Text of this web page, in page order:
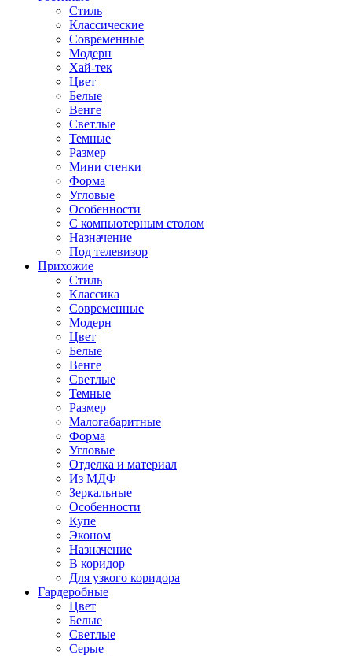
Стиль
Классические
Современные
Модерн
Хай-тек
Цвет
Белые
Венге
Светлые
Темные
Размер
Мини стенки
Форма
Угловые
Особенности
С компьютерным столом
Назначение
Под телевизор
Прихожие
Стиль
Классика
Современные
Модерн
Цвет
Белые
Венге
Светлые
Темные
Размер
Малогабаритные
Форма
Угловые
Отделка и материал
Из МДФ
Зеркальные
Особенности
Купе
Эконом
Назначение
В коридор
Для узкого коридора
Гардеробные
Цвет
Белые
Светлые
Серые